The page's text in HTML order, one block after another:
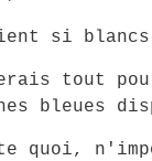
si blancs
tout
bleues
quoi,